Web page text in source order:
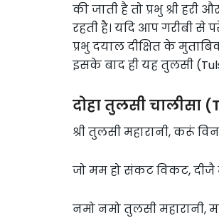
की जाती है तो प्रभु श्री
रहती है। यदि आप गरीबी से
प्रभु दयाल दीक्षित के
इसके बाद ही यह तुलसी
दोहा तुलसी चालीसा
श्री तुलसी महारानी, करूं
जो मम हो संकट विकट, दीजै
नमो नमो तुलसी महारानी,